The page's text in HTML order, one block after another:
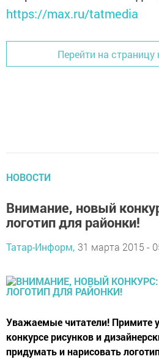
https://max.ru/tatmedia
Перейти на страницу
НОВОСТИ
Внимание, новый
логотип для районки!
Татар-Информ, 31 марта 2015 -
Уважаемые читатели! Примите
конкурсе рисунков и
придумать и нарисовать